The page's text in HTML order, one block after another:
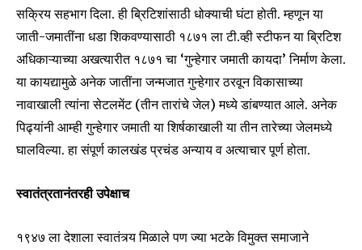
सक्रिय सहभाग दिला. ही ब्रिटिशांसाठी धोक्याची घंटा होती. म्हणून या
जाती-जमातींना धडा शिकवण्यासाठी १८७१ ला टी.व्ही स्टीफन या ब्रिटिश
अधिकाऱ्याच्या अखत्यारीत १८७१ चा ‘गुन्हेगार जमाती कायदा’ निर्माण केला.
या कायद्यामुळे अनेक जातींना जन्मजात गुन्हेगार ठरवून विकासाच्या
नावाखाली त्यांना सेटलमेंट (तीन तारांचे जेल) मध्ये डांबण्यात आले. अनेक
पिढ्यांनी आम्ही गुन्हेगार जमाती या शिर्षकाखाली या तीन तारेच्या जेलमध्ये
घालविल्या. हा संपूर्ण कालखंड प्रचंड अन्याय व अत्याचार पूर्ण होता.
स्वातंत्रतानंतरही उपेक्षाच
१९४७ ला देशाला स्वातंत्र्य मिळाले पण ज्या भटके विमुक्त समाजाने